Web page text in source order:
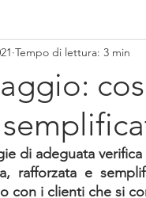
Tempo di lettura: 3 min
di adeguata
rafforzata e
con i clienti che si